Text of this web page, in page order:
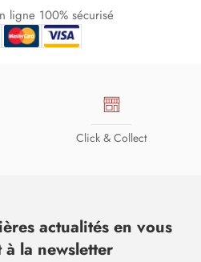
ligne 100% sécurisé
Click & Collect
actualités en vous
la newsletter